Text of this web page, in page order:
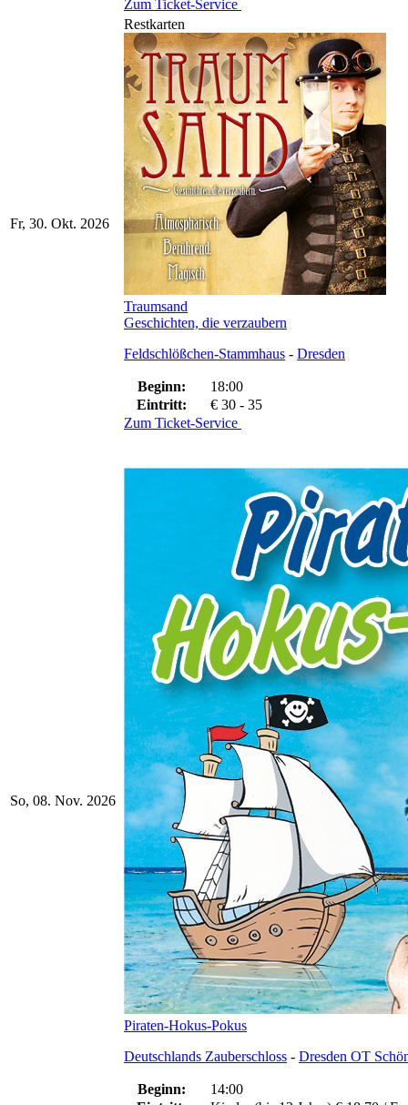
Zum Ticket-Service
Fr, 30. Okt. 2026
Restkarten
Traumsand
Geschichten, die verzaubern
Feldschlößchen-Stammhaus - Dresden
Beginn:
18:00
Eintritt:
€ 30 - 35
Zum Ticket-Service
So, 08. Nov. 2026
Piraten-Hokus-Pokus
Deutschlands Zauberschloss - Dresden OT
Beginn:
14:00